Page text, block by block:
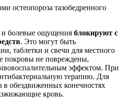
и болевые ощущения блокируют с
. Это могут быть
таблетки и свечи для местного
покровы не повреждены,
эффектом. При
терапию. Для
в обездвиженных конечностях
кровь.